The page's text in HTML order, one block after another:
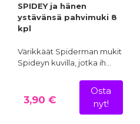
SPIDEY ja hänen
ystävänsä pahvimuki 8
kpl
Värikkäät Spiderman mukit
Spideyn kuvilla, jotka ih…
3,90 €
Osta
nyt!